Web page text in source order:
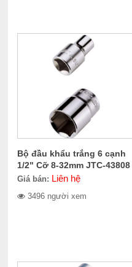
Bộ đầu khẩu trắng 6 cạnh
1/2" Cỡ 8-32mm JTC-43808
- 43832
Giá bán: Liên hệ
3496 người xem